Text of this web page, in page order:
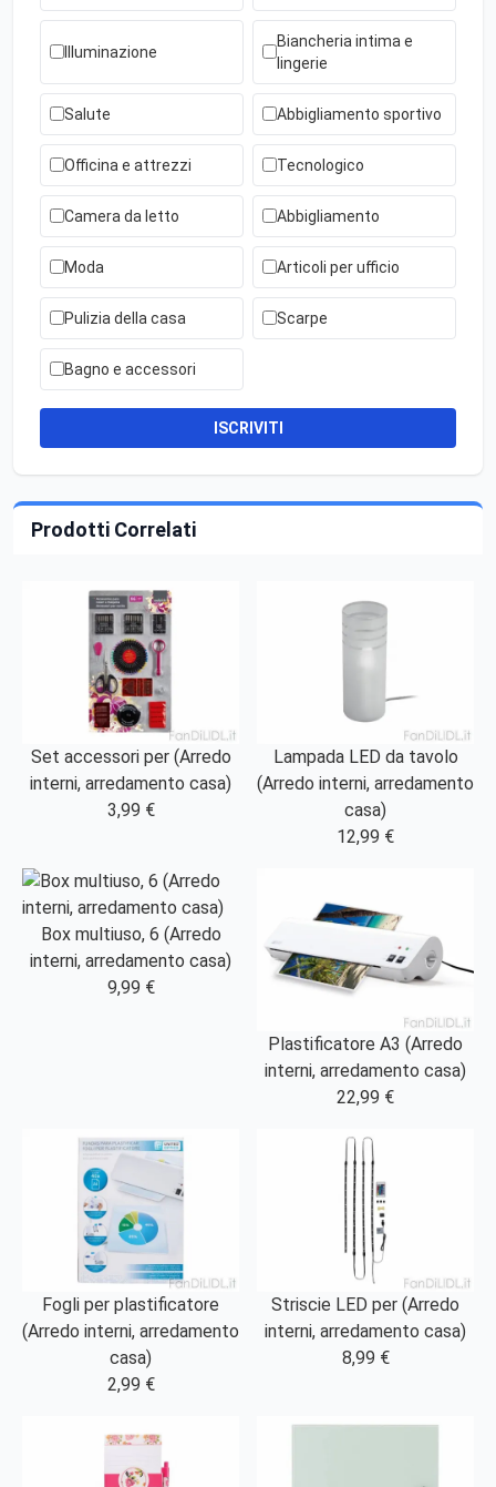
Illuminazione
Biancheria intima e
lingerie
Salute Abbigliamento sportivo
Officina e attrezzi Tecnologico
Camera da letto Abbigliamento
Moda Articoli per ufficio
Pulizia della casa Scarpe
Bagno e accessori
ISCRIVITI
Prodotti Correlati
Set accessori per (Arredo
interni, arredamento casa)
3,99 €
Lampada LED da tavolo
(Arredo interni, arredamento
casa)
12,99 €
Box multiuso, 6 (Arredo
interni, arredamento casa)
9,99 €
Plastificatore A3 (Arredo
interni, arredamento casa)
22,99 €
Fogli per plastificatore
(Arredo interni, arredamento
casa)
2,99 €
Striscie LED per (Arredo
interni, arredamento casa)
8,99 €